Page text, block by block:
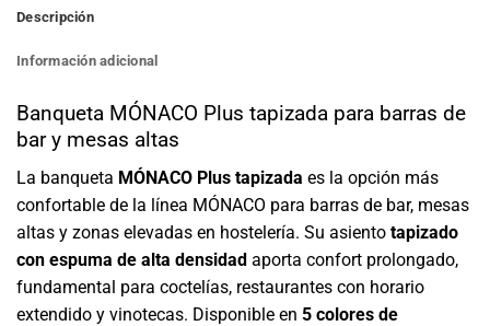
Descripción
Información adicional
Banqueta MÓNACO Plus tapizada para barras de
bar y mesas altas
La banqueta MÓNACO Plus tapizada es la opción más
confortable de la línea MÓNACO para barras de bar, mesas
altas y zonas elevadas en hostelería. Su asiento tapizado
con espuma de alta densidad aporta confort prolongado,
fundamental para coctelías, restaurantes con horario
extendido y vinotecas. Disponible en 5 colores de